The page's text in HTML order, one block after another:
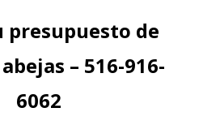
presupuesto de
– 516-916-
6062